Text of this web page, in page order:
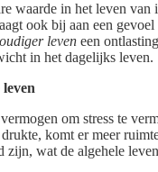
waarde in het leven
ook bij aan een
leven een
in het dagelijks leven.
om stress te
komt er meer
zijn, wat de algehele